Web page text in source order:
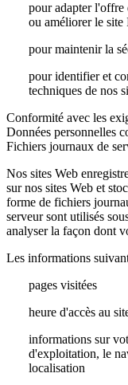
pour adapter l'offre
ou améliorer le site
pour maintenir la
pour identifier et
techniques de nos
Conformité avec les
Données personnelles
Fichiers journaux de
Nos sites Web
sur nos sites Web et
forme de fichiers
serveur sont utilisés
analyser la façon dont
Les informations
pages visitées
heure d'accès au
informations sur
d'exploitation, le
localisation